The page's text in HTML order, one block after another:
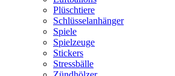
Plüschtiere
Schlüsselanhänger
Spiele
Spielzeuge
Stickers
Stressbälle